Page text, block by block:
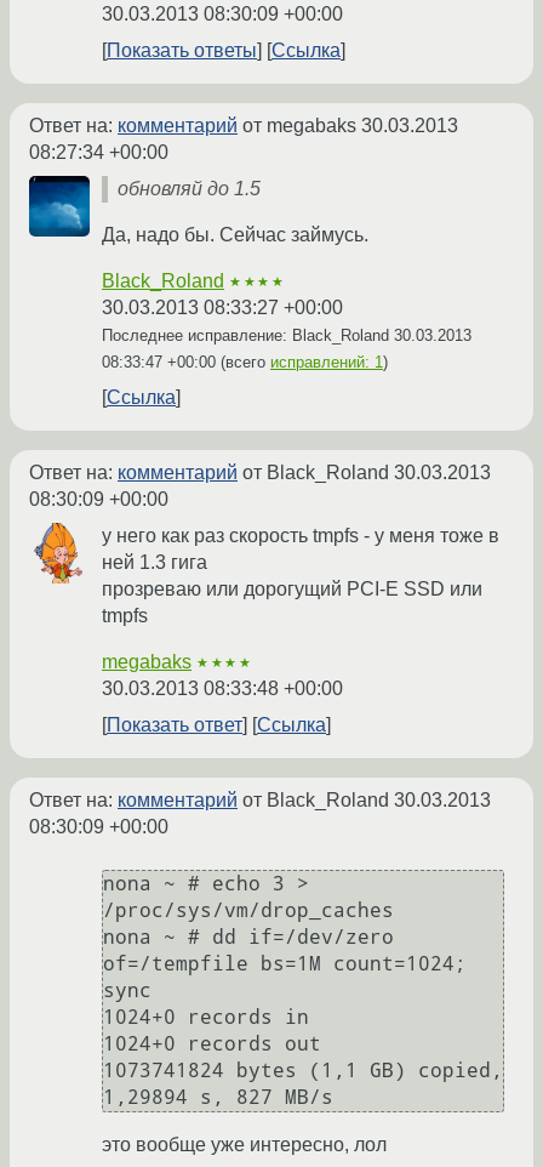
30.03.2013 08:30:09 +00:00
Показать ответы
Ссылка
Ответ на: комментарий от megabaks 30.03.2013
08:27:34 +00:00
обновляй до 1.5
Да, надо бы. Сейчас займусь.
Black_Roland ★★★★
30.03.2013 08:33:27 +00:00
Последнее исправление: Black_Roland 30.03.2013
08:33:47 +00:00 (всего исправлений: 1)
Ссылка
Ответ на: комментарий от Black_Roland 30.03.2013
08:30:09 +00:00
у него как раз скорость tmpfs - у меня тоже в
ней 1.3 гига
прозреваю или дорогущий PCI-E SSD или
tmpfs
megabaks ★★★★
30.03.2013 08:33:48 +00:00
Показать ответ
Ссылка
Ответ на: комментарий от Black_Roland 30.03.2013
08:30:09 +00:00
nona ~ # echo 3 >
/proc/sys/vm/drop_caches
nona ~ # dd if=/dev/zero
of=/tempfile bs=1M count=1024;
sync
1024+0 records in
1024+0 records out
1073741824 bytes (1,1 GB) copied,
это вообще уже интересно, лол